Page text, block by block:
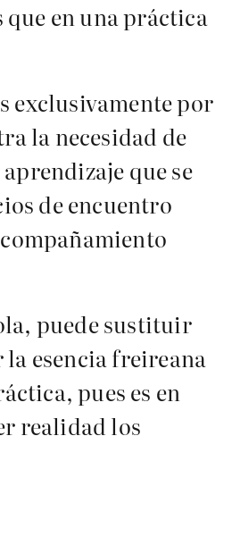
en una práctica
exclusivamente por
la necesidad de
que se
de encuentro
puede sustituir
esencia freireana
pues es en
realidad los